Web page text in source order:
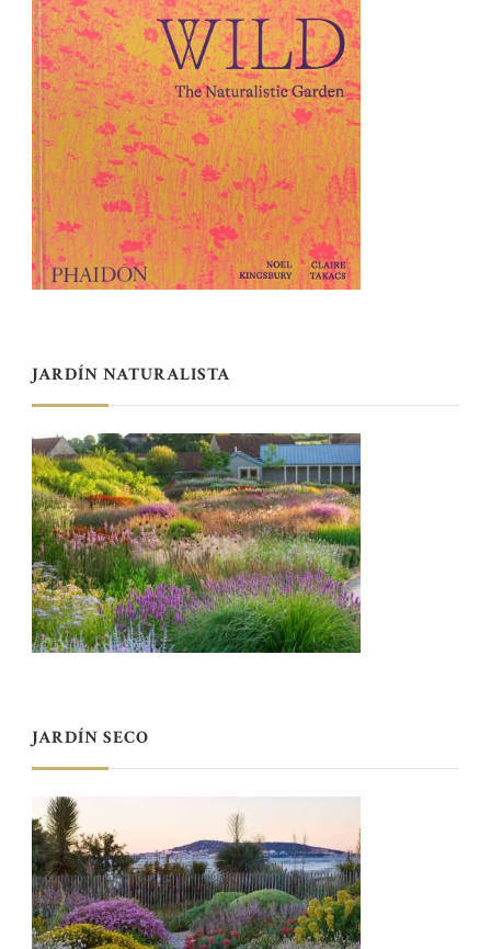
JARDÍN NATURALISTA
JARDÍN SECO